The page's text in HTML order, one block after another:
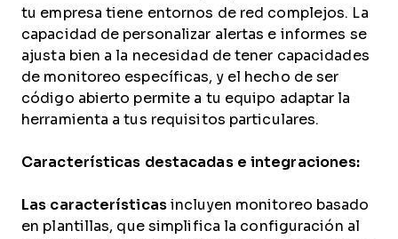
tu empresa tiene entornos de red complejos. La
capacidad de personalizar alertas e informes se
ajusta bien a la necesidad de tener capacidades
de monitoreo específicas, y el hecho de ser
código abierto permite a tu equipo adaptar la
herramienta a tus requisitos particulares.
Características destacadas e integraciones:
Las característicasincluyen monitoreo basado
en plantillas, que simplifica la configuración al